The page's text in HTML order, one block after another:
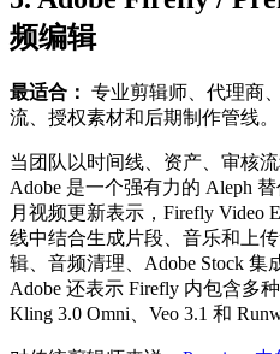
频编辑
最适合： 专业剪辑师、代理商
流、授权素材和后期制作管线。
当团队以时间线、资产、审核
Adobe 是一个强有力的 Aleph
月视频更新表示，Firefly Video
线中结合生成片段、音乐和上
辑、音频清理、Adobe Stock 集
Adobe 还表示 Firefly 内包含多
Kling 3.0 Omni、Veo 3.1 和